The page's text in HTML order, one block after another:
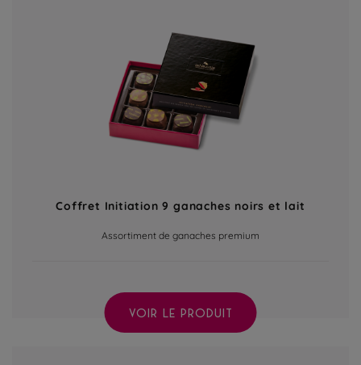
Coffret Initiation 9 ganaches noirs et lait
Assortiment de ganaches premium
VOIR LE PRODUIT